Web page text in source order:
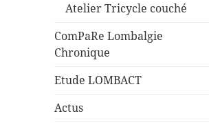
Atelier Tricycle couché
ComPaRe Lombalgie
Chronique
Etude LOMBACT
Actus